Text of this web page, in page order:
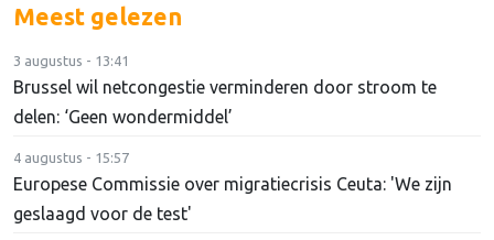
Meest gelezen
3 augustus - 13:41
Brussel wil netcongestie verminderen door stroom te
delen: ‘Geen wondermiddel’
4 augustus - 15:57
Europese Commissie over migratiecrisis Ceuta: 'We zijn
geslaagd voor de test'